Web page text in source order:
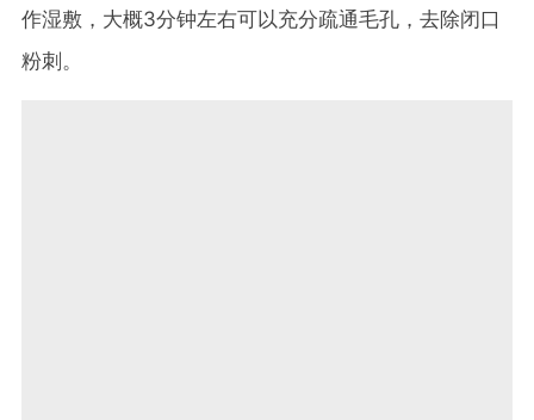
作湿敷，大概3分钟左右可以充分疏通毛孔，去除闭口
粉刺。